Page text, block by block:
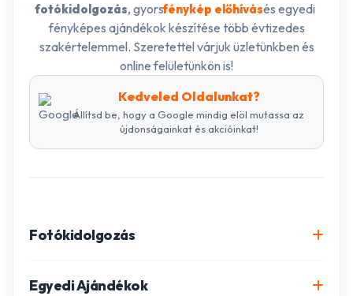
fotókidolgozás, gyorsfénykép előhívásés egyedi
fényképes ajándékok készítése több évtizedes
szakértelemmel. Szeretettel várjuk üzletünkben és
online felületünkön is!
Kedveled Oldalunkat?
Állítsd be, hogy a Google mindig elöl mutassa az
újdonságainkat és akcióinkat!
Fotókidolgozás
Egyedi Ajándékok